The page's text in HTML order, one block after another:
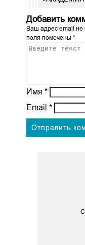
Добавить
Ваш адрес email не
поля помечены *
Имя *
Email *